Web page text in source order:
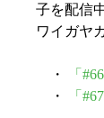
子を配信
ワイガヤ
・
「
・
「